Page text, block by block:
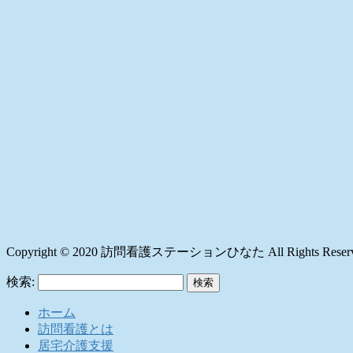
Copyright © 2020 訪問看護ステーションひなた All Rights
検索:
ホーム
訪問看護とは
居宅介護支援